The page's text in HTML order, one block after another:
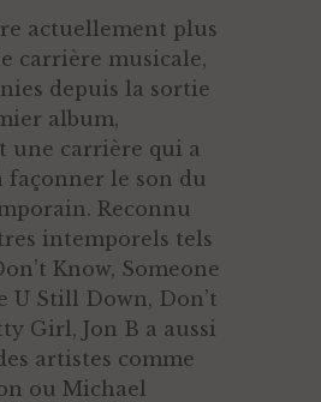
actuellement plus
carrière musicale,
depuis la sortie
album,
une carrière qui a
façonner le son du
Reconnu
intemporels tels
Know, Someone
U Still Down, Don’t
Girl, Jon B a aussi
artistes comme
ou Michael